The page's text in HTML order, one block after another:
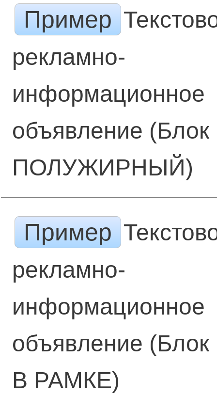
Пример
рекламно-
информационное
объявление (Блок
ПОЛУЖИРНЫЙ)
Пример
рекламно-
информационное
объявление (Блок
В РАМКЕ)